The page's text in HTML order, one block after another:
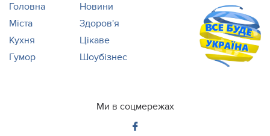
Головна
Новини
Міста
Здоров'я
Кухня
Цікаве
Гумор
Шоубізнес
Ми в соцмережах